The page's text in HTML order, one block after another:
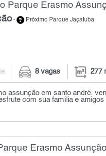
Parque Erasmo
- Próximo Parque Jaçatuba
8 vagas 277
assunção em santo andré.
com sua família e amigos
Erasmo